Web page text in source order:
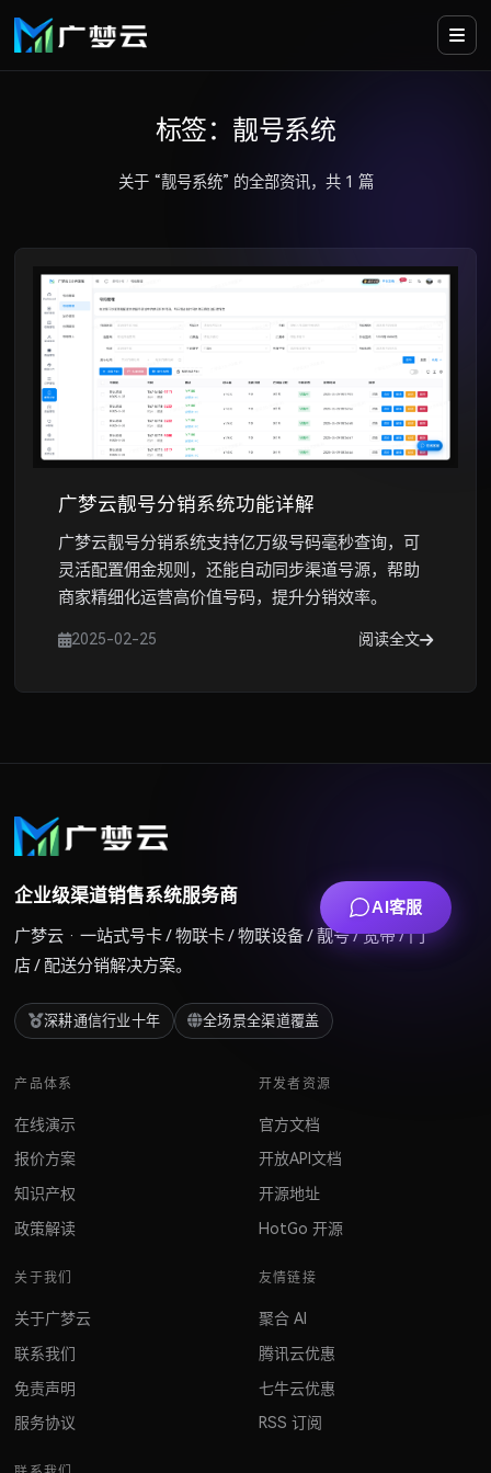
标签：靓号系统
关于 “靓号系统” 的全部资讯，共 1 篇
广梦云靓号分销系统功能详解
广梦云靓号分销系统支持亿万级号码毫秒查询，可
灵活配置佣金规则，还能自动同步渠道号源，帮助
商家精细化运营高价值号码，提升分销效率。
2025-02-25 阅读全文
企业级渠道销售系统服务商
广梦云 · 一站式号卡 / 物联卡 / 物联设备 / 靓号 / 宽带 / 门
店 / 配送分销解决方案。
深耕通信行业十年 全场景全渠道覆盖
产品体系
在线演示
报价方案
知识产权
政策解读
开发者资源
官方文档
开放API文档
开源地址
HotGo 开源
关于我们
关于广梦云
联系我们
免责声明
服务协议
友情链接
聚合 AI
腾讯云优惠
七牛云优惠
RSS 订阅
AI客服